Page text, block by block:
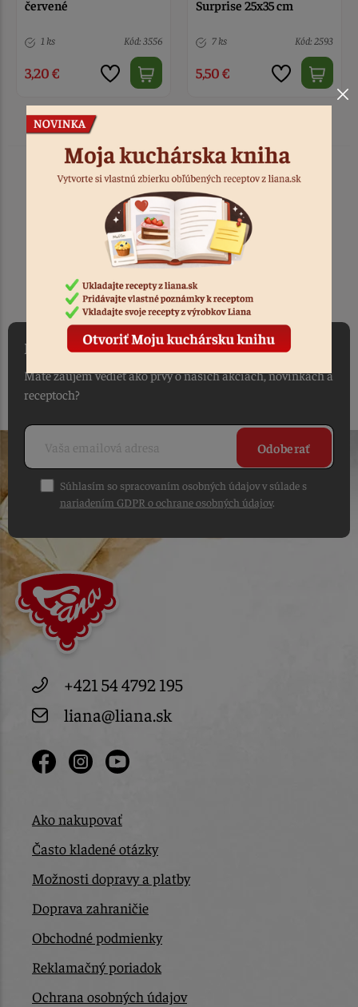
červené
1 ks Kód: 3556
3,20 €
Surprise 25x35 cm
7 ks Kód: 2593
5,50 €
TOVAR ODOSIELAME
DO 1-2 PRACOVNÝCH DNÍ
OD PRIJATIA OBJEDNÁVKY
NEWSLETTER
Máte záujem vedieť ako prvý o našich akciách, novinkách a
receptoch?
Odoberať
Súhlasím so spracovaním osobných údajov v súlade s
nariadením GDPR o ochrane osobných údajov.
+421 54 4792 195
liana@liana.sk
Ako nakupovať
Často kladené otázky
Možnosti dopravy a platby
Doprava zahraničie
Obchodné podmienky
Reklamačný poriadok
Ochrana osobných údajov